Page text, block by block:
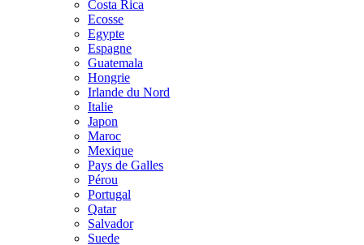
Costa Rica
Ecosse
Egypte
Espagne
Guatemala
Hongrie
Irlande du Nord
Italie
Japon
Maroc
Mexique
Pays de Galles
Pérou
Portugal
Qatar
Salvador
Suede